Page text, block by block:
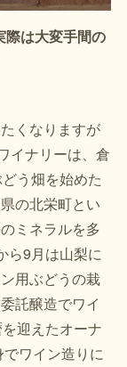
際は大変手間の
くなりますが
イナリーは、倉
う畑を始めた
の北栄町とい
ミネラルを多
ら9月は山梨に
用ぶどうの栽
託醸造でワイ
迎えたオーナ
ワイン造りに